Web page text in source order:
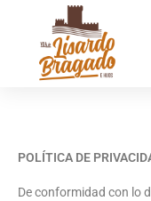
POLÍTICA DE
De conformidad con lo